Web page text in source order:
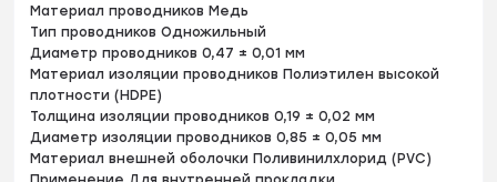
Материал проводников Медь
Тип проводников Одножильный
Диаметр проводников 0,47 ± 0,01 мм
Материал изоляции проводников Полиэтилен высокой
плотности (HDPE)
Толщина изоляции проводников 0,19 ± 0,02 мм
Диаметр изоляции проводников 0,85 ± 0,05 мм
Материал внешней оболочки Поливинилхлорид (PVC)